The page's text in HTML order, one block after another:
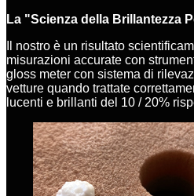
La "Scienza della Brillantezza
Il nostro è un risultato
misurazioni accurate con
gloss meter con sistema di
vetture quando trattate
lucenti e brillanti del 10 / 20%